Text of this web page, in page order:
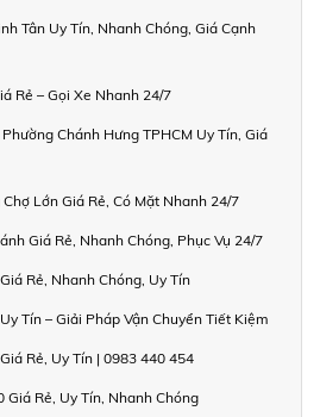
Tân Uy Tín, Nhanh Chóng, Giá Cạnh
Rẻ – Gọi Xe Nhanh 24/7
Chánh Hưng TPHCM Uy Tín, Giá
Lớn Giá Rẻ, Có Mặt Nhanh 24/7
Giá Rẻ, Nhanh Chóng, Phục Vụ 24/7
Rẻ, Nhanh Chóng, Uy Tín
Tín – Giải Pháp Vận Chuyển Tiết Kiệm
Rẻ, Uy Tín | 0983 440 454
Giá Rẻ, Uy Tín, Nhanh Chóng